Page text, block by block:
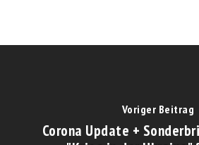
Voriger Beitrag
Corona Update +